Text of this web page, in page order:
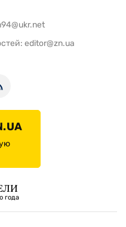
editor@zn.ua
года